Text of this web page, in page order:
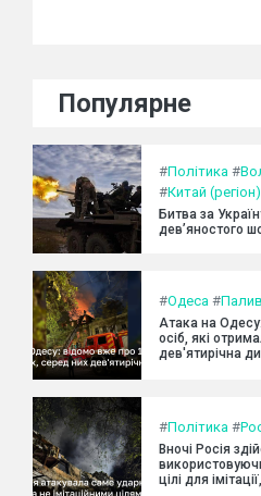
Популярне
#Політика #
#Китай (регіон)
Битва за
дев’яностого
#Одеса #
Атака на Одесу:
осіб, які
дев'ятирічна
#Політика #
Вночі Росія
цілі для